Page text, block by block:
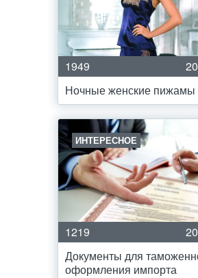
1949
Ночные женские пижамы
ИНТЕРЕСНОЕ
1219
Документы для
оформления импорта